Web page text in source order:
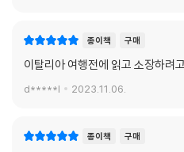
종이책 구매
이탈리아 여행전에 읽고 소장하려
d*****l 2023.11.06.
종이책 구매